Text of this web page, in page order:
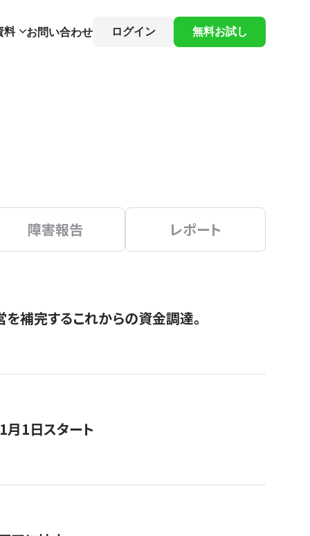
料 お問い合わせ ログイン 無料お試し
障害報告 レポート
補完するこれからの資金調達。
月1日スタート